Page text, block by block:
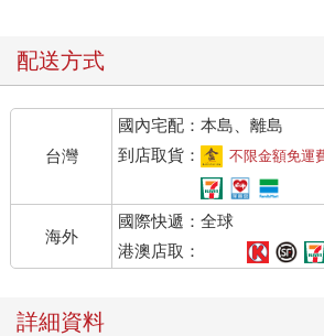
配送方式
台灣
國內宅配：本島、離島
到店取貨：
不限金額免運
海外
國際快遞：全球
港澳店取：
詳細資料